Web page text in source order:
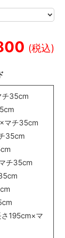
チ35cm
マチ35cm
35cm
チ35cm
195cm×マ